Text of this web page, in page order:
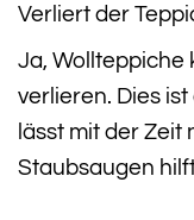
Verliert der
Ja, Wollteppiche
verlieren. Dies
lässt mit der Zeit
Staubsaugen